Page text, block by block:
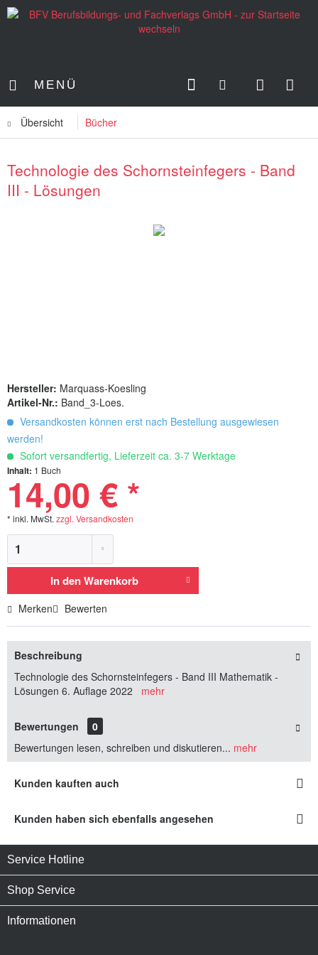
MENÜ
Übersicht Bücher
Technologie des Schornsteinfegers - Band
III - Lösungen
Hersteller: Marquass-Koesling
Artikel-Nr.: Band_3-Loes.
Versandkosten können erst nach Bestellung ausgewiesen
werden!
Sofort versandfertig, Lieferzeit ca. 3-7 Werktage
Inhalt: 1 Buch
14,00 € *
* inkl. MwSt. zzgl. Versandkosten
In denWarenkorb
Merken Bewerten
Beschreibung
Technologie des Schornsteinfegers - Band III Mathematik -
Lösungen 6. Auflage 2022 mehr
Bewertungen
0
Bewertungen lesen, schreiben und diskutieren... mehr
Kunden kauften auch
Kunden haben sich ebenfalls angesehen
Service Hotline
Shop Service
Informationen